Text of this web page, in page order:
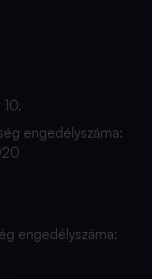
engedélyszáma:
engedélyszáma: